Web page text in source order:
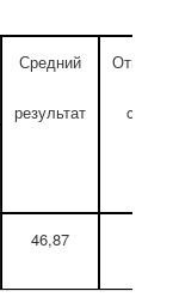
Средний
результат
46,87